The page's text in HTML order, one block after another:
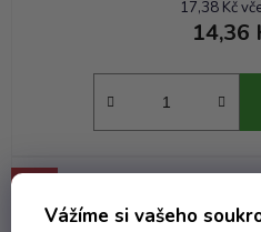
Vážíme si vašeho
17,38 Kč
14,36
AKCE